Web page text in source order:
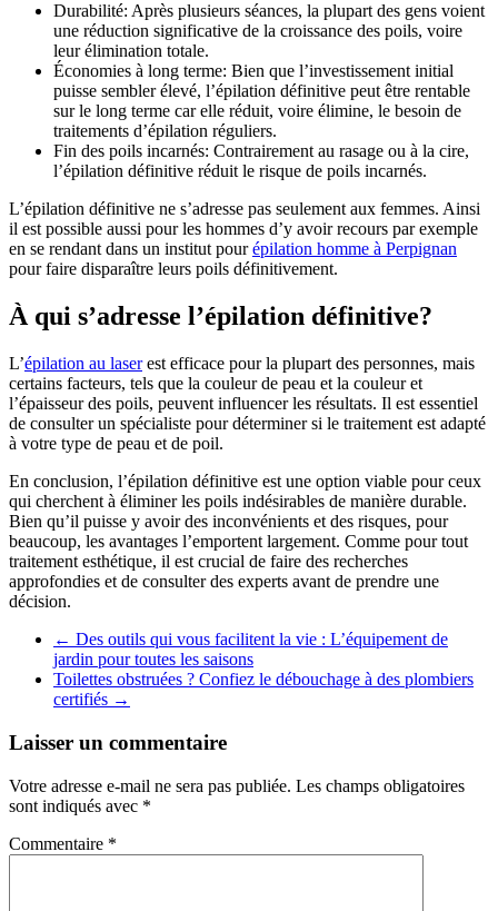
Durabilité: Après plusieurs séances, la plupart des gens voient
une réduction significative de la croissance des poils, voire
leur élimination totale.
Économies à long terme: Bien que l’investissement initial
puisse sembler élevé, l’épilation définitive peut être rentable
sur le long terme car elle réduit, voire élimine, le besoin de
traitements d’épilation réguliers.
Fin des poils incarnés: Contrairement au rasage ou à la cire,
l’épilation définitive réduit le risque de poils incarnés.
L’épilation définitive ne s’adresse pas seulement aux femmes. Ainsi
il est possible aussi pour les hommes d’y avoir recours par exemple
en se rendant dans un institut pourépilation homme à Perpignan
pour faire disparaître leurs poils définitivement.
À qui s’adresse l’épilation définitive?
L’épilation au laserest efficace pour la plupart des personnes, mais
certains facteurs, tels que la couleur de peau et la couleur et
l’épaisseur des poils, peuvent influencer les résultats. Il est essentiel
de consulter un spécialiste pour déterminer si le traitement est adapté
à votre type de peau et de poil.
En conclusion, l’épilation définitive est une option viable pour ceux
qui cherchent à éliminer les poils indésirables de manière durable.
Bien qu’il puisse y avoir des inconvénients et des risques, pour
beaucoup, les avantages l’emportent largement. Comme pour tout
traitement esthétique, il est crucial de faire des recherches
approfondies et de consulter des experts avant de prendre une
décision.
← Des outils qui vous facilitent la vie : L’équipement de
jardin pour toutes les saisons
Toilettes obstruées ? Confiez le débouchage à des plombiers
certifiés →
Laisser un commentaire
Votre adresse e-mail ne sera pas publiée. Les champs obligatoires
sont indiqués avec *
Commentaire *